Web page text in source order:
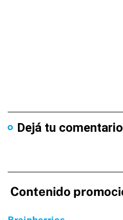
Dejá tu comentario